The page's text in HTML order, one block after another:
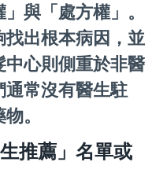
與「處方權」。
出根本病因，並
心則側重於非醫
常沒有醫生駐
。
推薦」名單或